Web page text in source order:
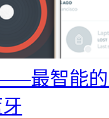
最智能